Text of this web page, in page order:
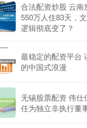
合法配资炒股 云南
550万人住83天，
逻辑彻底变了？
最稳定的配资平台
的中国式浪漫
无锡股票配资 伟仕
任为独立非执行董